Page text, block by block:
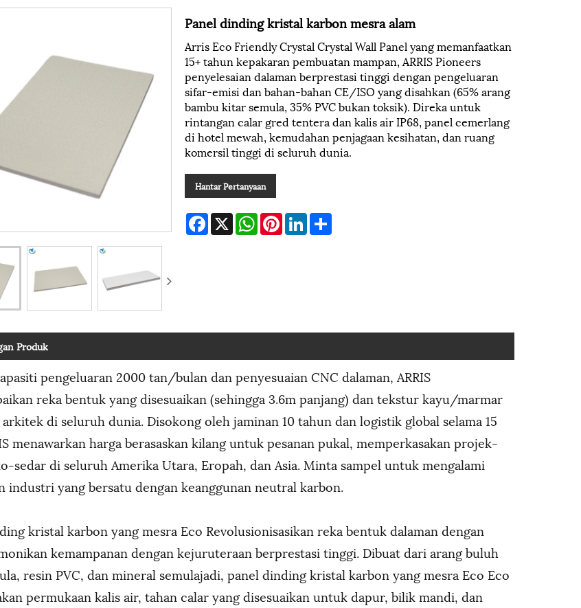
Panel dinding kristal karbon mesra alam
Arris Eco Friendly Crystal Crystal Wall Panel yang memanfaatkan
15+ tahun kepakaran pembuatan mampan, ARRIS Pioneers
penyelesaian dalaman berprestasi tinggi dengan pengeluaran
sifar-emisi dan bahan-bahan CE/ISO yang disahkan (65% arang
bambu kitar semula, 35% PVC bukan toksik). Direka untuk
rintangan calar gred tentera dan kalis air IP68, panel cemerlang
di hotel mewah, kemudahan penjagaan kesihatan, dan ruang
komersil tinggi di seluruh dunia.
Hantar Pertanyaan
Facebook
X WhatsAppPinterestLinkedInShare
Produk
pengeluaran 2000 tan/bulan dan penyesuaian CNC dalaman, ARRIS
reka bentuk yang disesuaikan (sehingga 3.6m panjang) dan tekstur kayu/marmar
di seluruh dunia. Disokong oleh jaminan 10 tahun dan logistik global selama 15
menawarkan harga berasaskan kilang untuk pesanan pukal, memperkasakan projek-
sedar di seluruh Amerika Utara, Eropah, dan Asia. Minta sampel untuk mengalami
industri yang bersatu dengan keanggunan neutral karbon.
kristal karbon yang mesra Eco Revolusionisasikan reka bentuk dalaman dengan
kemampanan dengan kejuruteraan berprestasi tinggi. Dibuat dari arang buluh
resin PVC, dan mineral semulajadi, panel dinding kristal karbon yang mesra Eco Eco
permukaan kalis air, tahan calar yang disesuaikan untuk dapur, bilik mandi, dan